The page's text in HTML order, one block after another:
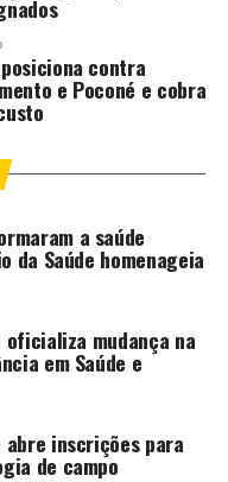
contra
e Poconé e cobra
a saúde
Saúde homenageia
mudança na
em Saúde e
inscrições para
de campo